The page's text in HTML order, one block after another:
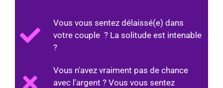
Vous vous sentez délaissé(e) dans
votre couple ? La solitude est intenable
?
Vous n'avez vraiment pas de chance
avec l'argent ? Vous vous sentez